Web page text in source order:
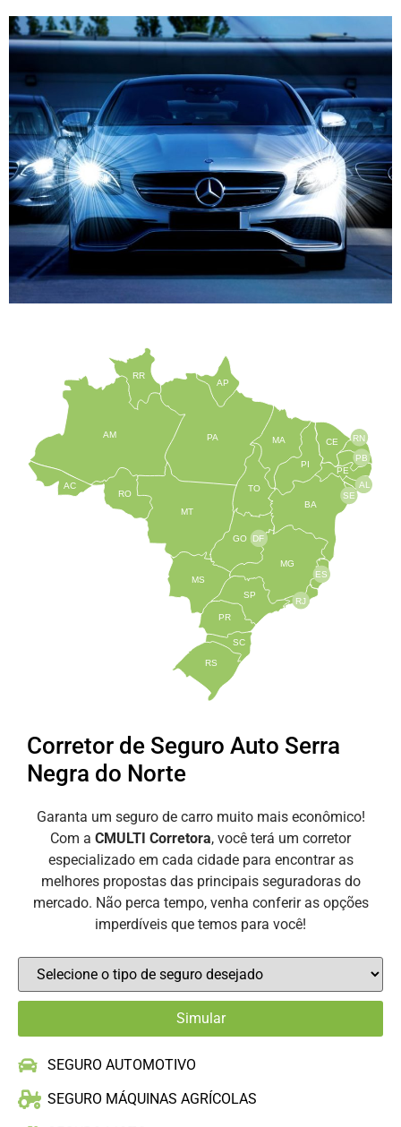
TO
BA
SE
PE
AL
RN
CE
PI
MA
AP
PA
RR
AM
AC
RO
MT
MS
GO
PR
SC
RS
SP
MG
RJ
ES
DF
PB
Corretor de Seguro Auto Serra
Negra do Norte
Garanta um seguro de carro muito mais econômico!
Com a CMULTI Corretora, você terá um corretor
especializado em cada cidade para encontrar as
melhores propostas das principais seguradoras do
mercado. Não perca tempo, venha conferir as opções
imperdíveis que temos para você!
SEGURO AUTOMOTIVO
SEGURO MÁQUINAS AGRÍCOLAS